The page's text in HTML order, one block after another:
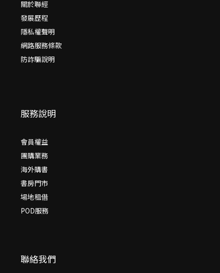
關於聯經
發展歷程
隱私權聲明
網路服務條款
防詐騙說明
服務說明
會員權益
團購業務
海外購書
書房門市
場地租借
POD服務
聯絡我們